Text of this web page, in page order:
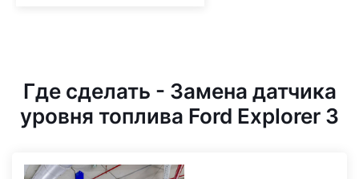
Где сделать - Замена датчика
уровня топлива Ford Explorer 3